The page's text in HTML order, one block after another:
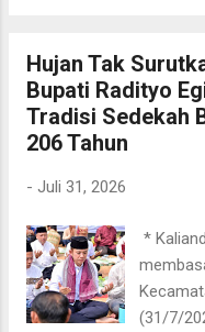
Gunung
melalui
sarung
adat
Hujan Tak
Bupati Radityo
Tradisi Sedekah
206 Tahun
- Juli 31, 2026
*
(31/7/